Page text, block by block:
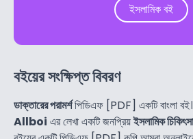
ইসলামিক বই
বইয়ের সংক্ষিপ্ত বিবরণ
ডাক্তারের পরামর্শপিডিএফ [PDF] একটি বাংলা বই।
Allboi এর লেখা একটি জনপ্রিয়ইসলামিক